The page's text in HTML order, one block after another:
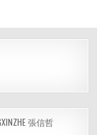
張信哲